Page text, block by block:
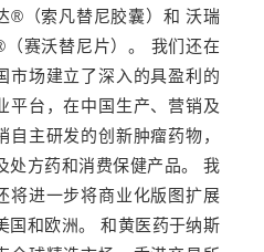
®（索凡替尼胶囊）和 沃瑞
赛沃替尼片）。 我们还在
市场建立了深入的具盈利的
平台，在中国生产、营销及
自主研发的创新肿瘤药物，
处方药和消费保健产品。 我
将进一步将商业化版图扩展
国和欧洲。 和黄医药于纳斯